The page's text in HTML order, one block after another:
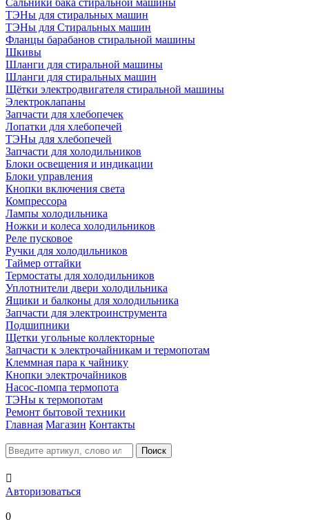
ТЭНы для стиральных машин
ТЭНы для Стиральных машин
Фланцы барабанов стиральной машины
Шкивы
Шланги для стиральной машины
Шланги для стиральных машин
Щётки электродвигателя стиральной машины
Электроклапаны
Запчасти для хлебопечек
Лопатки для хлебопечей
ТЭНы для хлебопечей
Запчасти для холодильников
Блоки освещения и индикации
Блоки управления
Кнопки включения света
Компрессора
Лампы холодильника
Ножки и колеса холодильников
Реле пусковое
Ручки для холодильников
Таймер оттайки
Термостаты для холодильников
Уплотнители двери холодильника
Ящики и балконы для холодильника
Запчасти для электроинструмента
Подшипники
Щетки угольные коллекторные
Запчасти к электрочайникам и термопотам
Клеммная пара к чайнику
Кнопки электрочайников
Насос-помпа термопота
ТЭНы к термопотам
Ремонт бытовой техники
Главная Магазин Контакты

Авторизоваться
0